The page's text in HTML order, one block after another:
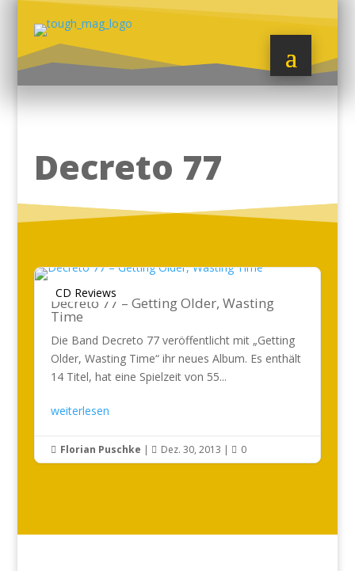
Decreto 77
CD Reviews
Decreto 77 – Getting Older, Wasting
Time
Die Band Decreto 77 veröffentlicht mit „Getting
Older, Wasting Time“ ihr neues Album. Es enthält
14 Titel, hat eine Spielzeit von 55...
weiterlesen
 Florian Puschke |  Dez. 30, 2013 |  0